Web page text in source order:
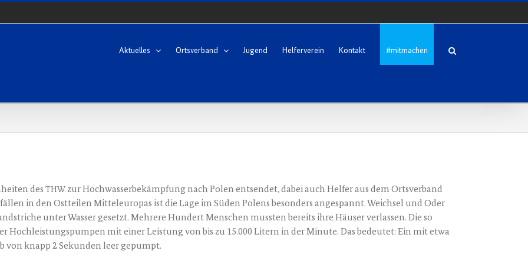
Aktuelles Ortsverband Jugend Helferverein Kontakt #mitmachen
des THW zur Hoch­was­ser­be­kämp­fung nach Polen ent­sen­det, dabei auch Hel­fer aus dem Orts­ver­band
in den Ost­tei­len Mit­tel­eu­ro­pas ist die Lage im Süden Polens beson­ders ange­spannt. Weich­sel und Oder
unter Was­ser gesetzt. Meh­re­re Hun­dert Men­schen muss­ten bereits ihre Häu­ser ver­las­sen. Die so
Hoch­leis­tungs­pum­pen mit einer Leis­tung von bis zu 15.000 Litern in der Minu­te. Das bedeu­tet: Ein mit etwa
von knapp 2 Sekun­den leer gepumpt.